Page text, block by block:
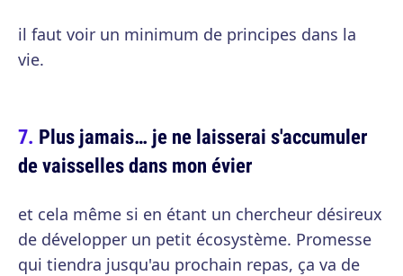
il faut voir un minimum de principes dans la
vie.
Plus jamais… je ne laisserai s'accumuler
de vaisselles dans mon évier
et cela même si en étant un chercheur désireux
de développer un petit écosystème. Promesse
qui tiendra jusqu'au prochain repas, ça va de